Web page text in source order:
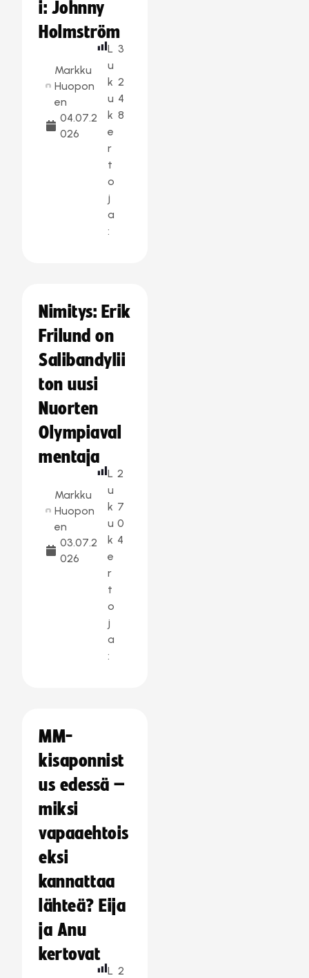
i: Johnny
Holmström
Markku
Huopon
en
04.07.2
026
L
u
k
u
k
e
r
t
o
j
a
:
3
2
4
8
Nimitys: Erik
Frilund on
Salibandylii
ton uusi
Nuorten
Olympiaval
mentaja
Markku
Huopon
en
03.07.2
026
L
u
k
u
k
e
r
t
o
j
a
:
2
7
0
4
MM-
kisaponnist
us edessä –
miksi
vapaaehtois
eksi
kannattaa
lähteä? Eija
ja Anu
kertovat
L 2